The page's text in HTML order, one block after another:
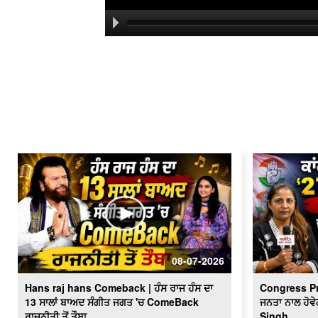
08-07-2026
Hans raj hans Comeback | ਹੰਸ ਰਾਜ ਹੰਸ ਦਾ
13 ਸਾਲਾਂ ਬਾਅਦ ਸੰਗੀਤ ਜਗਤ 'ਚ ComeBack
Congress
ਜਨਤਾ ਨਾਲ